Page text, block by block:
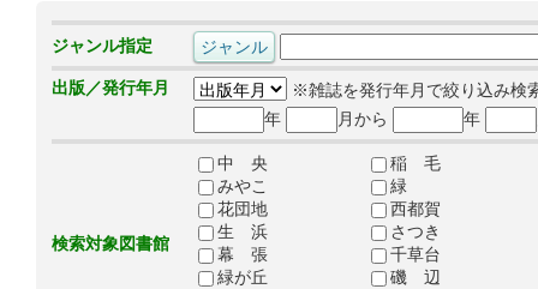
ジャンル指定
出版／発行年月
※雑誌を発行年月で絞り込み検
年
月から 年
検索対象図書館
中 央
稲 毛
みやこ
緑
花団地
西都賀
生 浜
さつき
幕 張
千草台
緑が丘
磯 辺